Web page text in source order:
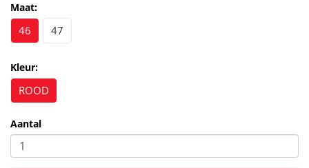
Maat:
46 47
Kleur:
ROOD
Aantal